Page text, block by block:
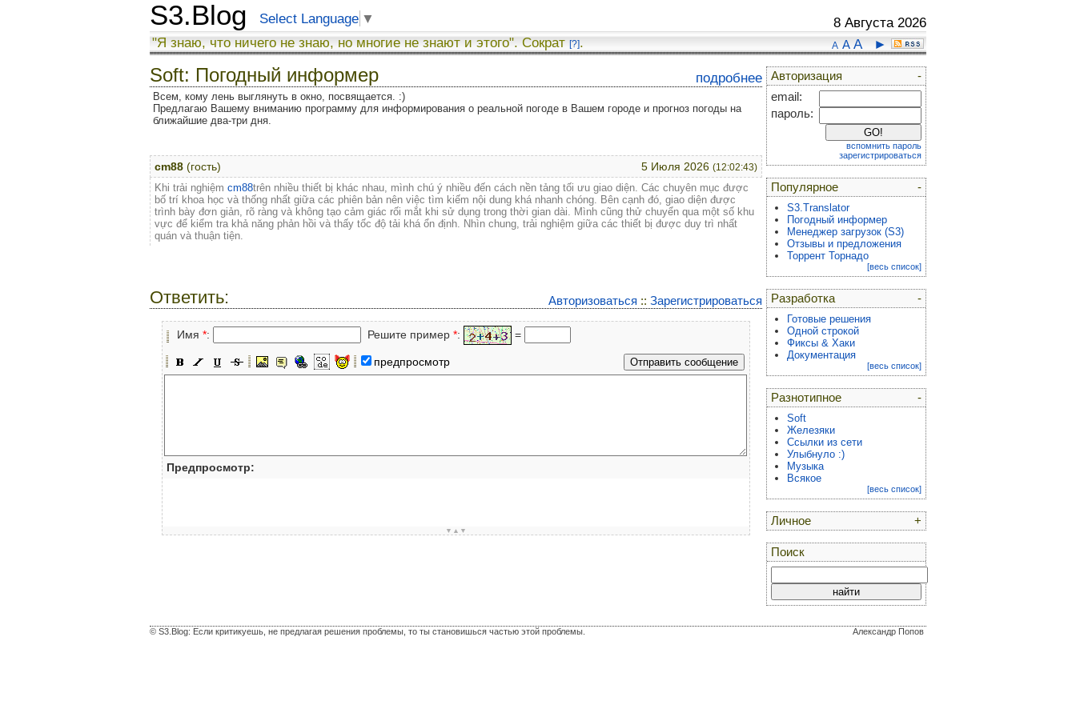
S3.Blog Select Language ▼ 8 Августа 2026
A A A ►
"Я знаю, что ничего не знаю, но многие не знают и этого". Сократ [?].
подробнее
Soft: Погодный информер
Всем, кому лень выглянуть в окно, посвящается. :)
Предлагаю Вашему вниманию программу для информирования о реальной погоде в Вашем городе и прогноз погоды на
ближайшие два-три дня.
5 Июля 2026 (12:02:43)
cm88 (гость)
Khi trải nghiệm cm88trên nhiều thiết bị khác nhau, mình chú ý nhiều đến cách nền tảng tối ưu giao diện. Các chuyên mục được
bố trí khoa học và thống nhất giữa các phiên bản nên việc tìm kiếm nội dung khá nhanh chóng. Bên cạnh đó, giao diện được
trình bày đơn giản, rõ ràng và không tạo cảm giác rối mắt khi sử dụng trong thời gian dài. Mình cũng thử chuyển qua một số khu
vực để kiểm tra khả năng phản hồi và thấy tốc độ tải khá ổn định. Nhìn chung, trải nghiệm giữa các thiết bị được duy trì nhất
quán và thuận tiện.
Авторизоваться :: Зарегистрироваться
Ответить:
Имя *: Решите пример *: =
предпросмотр
Предпросмотр:
▼▲▼
-
Авторизация
email:
пароль:
вспомнить пароль
зарегистрироваться
-
Популярное
S3.Translator
Погодный информер
Менеджер загрузок (S3)
Отзывы и предложения
Торрент Торнадо
[весь список]
-
Разработка
Готовые решения
Одной строкой
Фиксы & Хаки
Документация
[весь список]
-
Разнотипное
Soft
Железяки
Ссылки из сети
Улыбнуло :)
Музыка
Всякое
[весь список]
+
Личное
Поиск
Александр Попов
© S3.Blog: Если критикуешь, не предлагая решения проблемы, то ты становишься частью этой проблемы.